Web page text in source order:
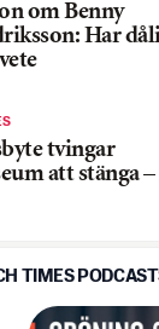
om Benny
Har
tvingar
att stänga –
TIMES